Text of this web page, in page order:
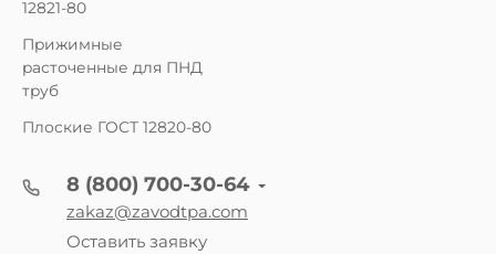
12821-80
Прижимные
расточенные для ПНД
труб
Плоские ГОСТ 12820-80
8 (800) 700-30-64
zakaz@zavodtpa.com
Оставить заявку